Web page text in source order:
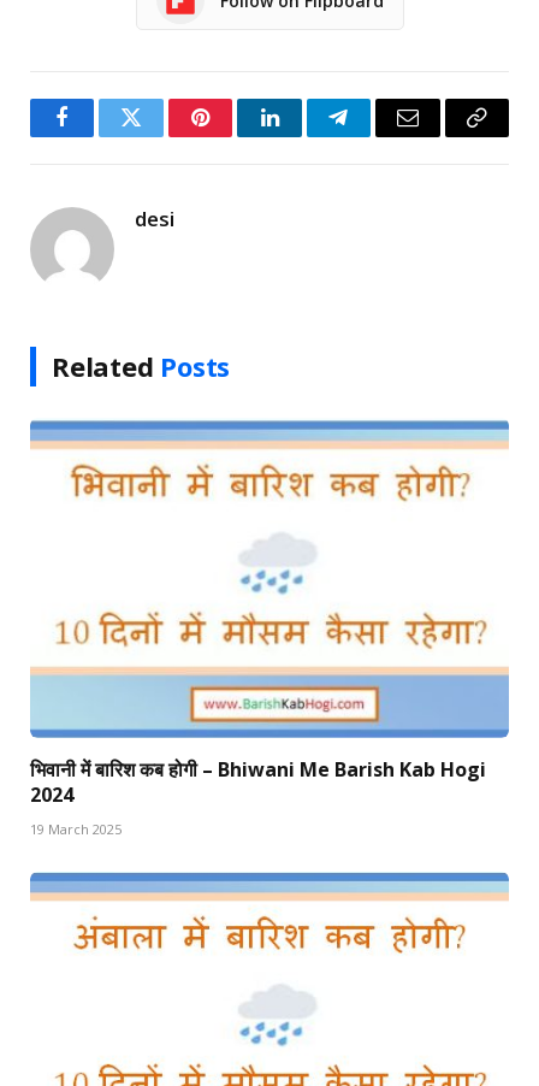
FacebookTwitter PinterestLinkedInTelegramEmail
Copy
desi
Related Posts
भिवानी में बारिश कब होगी – Bhiwani Me Barish Kab Hogi
2024
19 March 2025